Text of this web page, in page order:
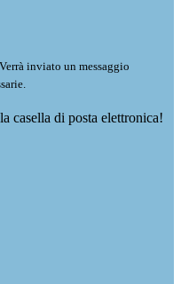
Verrà inviato un messaggio
casella di posta elettronica!